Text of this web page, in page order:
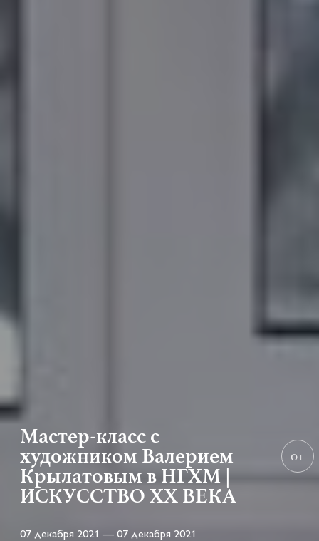
Мастер-класс с
художником Валерием
Крылатовым в НГХМ |
ИСКУССТВО XX ВЕКА
07 декабря 2021 — 07 декабря 2021
0+